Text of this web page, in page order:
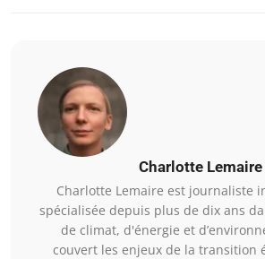
Charlotte Lemaire
Charlotte Lemaire est journaliste
spécialisée depuis plus de dix ans
de climat, d'énergie et
couvert les enjeux de la transition